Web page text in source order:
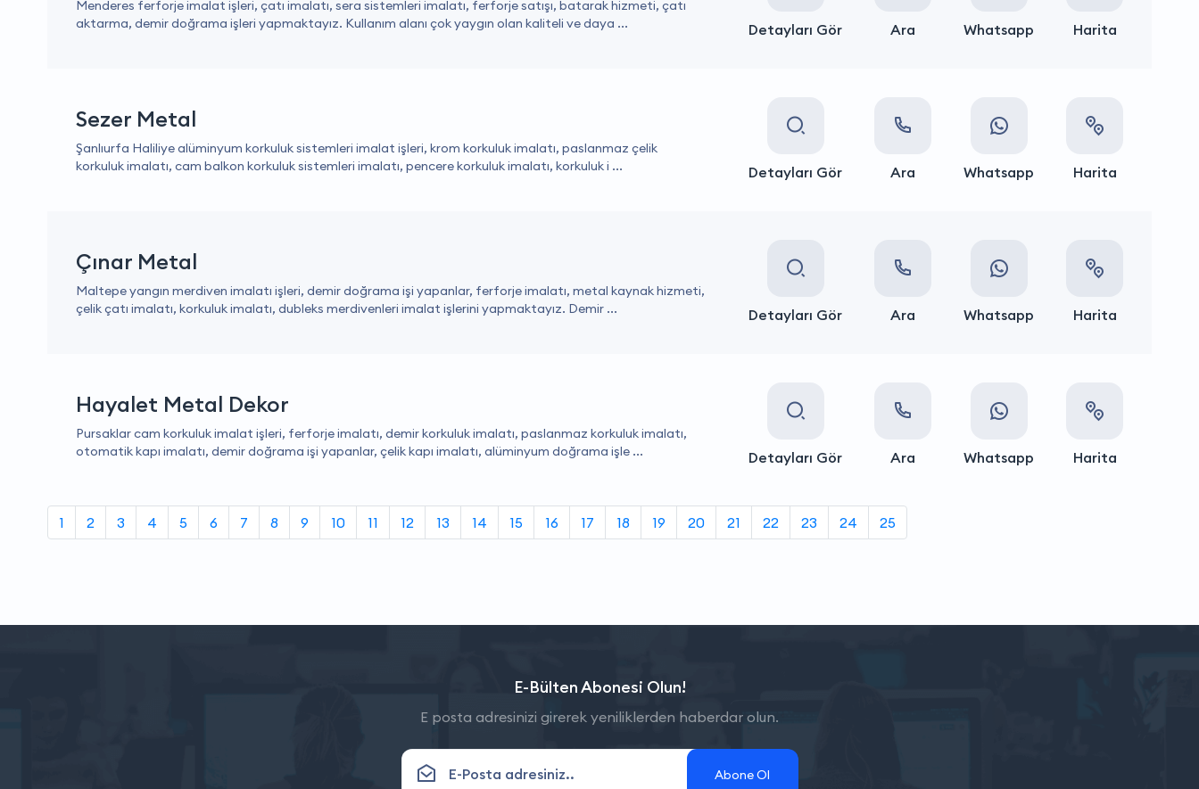
Menderes ferforje imalat işleri, çatı imalatı, sera sistemleri imalatı, ferforje satışı, batarak hizmeti, çatı
aktarma, demir doğrama işleri yapmaktayız. Kullanım alanı çok yaygın olan kaliteli ve daya ...
Detayları Gör Ara Whatsapp Harita
Sezer Metal
Şanlıurfa Haliliye alüminyum korkuluk sistemleri imalat işleri, krom korkuluk imalatı, paslanmaz çelik
korkuluk imalatı, cam balkon korkuluk sistemleri imalatı, pencere korkuluk imalatı, korkuluk i ...
Detayları Gör Ara Whatsapp Harita
Çınar Metal
Maltepe yangın merdiven imalatı işleri, demir doğrama işi yapanlar, ferforje imalatı, metal kaynak hizmeti,
çelik çatı imalatı, korkuluk imalatı, dubleks merdivenleri imalat işlerini yapmaktayız. Demir ...
Detayları Gör Ara Whatsapp Harita
Hayalet Metal Dekor
Pursaklar cam korkuluk imalat işleri, ferforje imalatı, demir korkuluk imalatı, paslanmaz korkuluk imalatı,
otomatik kapı imalatı, demir doğrama işi yapanlar, çelik kapı imalatı, alüminyum doğrama işle ...
Detayları Gör Ara Whatsapp Harita
1 2 3 4 5 6 7 8 9 10 11 12 13 14 15 16 17 18 19 20 21 22 23 24 25
E-Bülten Abonesi Olun!
E posta adresinizi girerek yeniliklerden haberdar olun.
Abone Ol